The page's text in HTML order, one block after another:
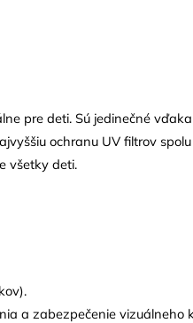
pre deti. Sú jedinečné
ochranu UV filtrov
všetky deti.
a zabezpečenie vizuálneho